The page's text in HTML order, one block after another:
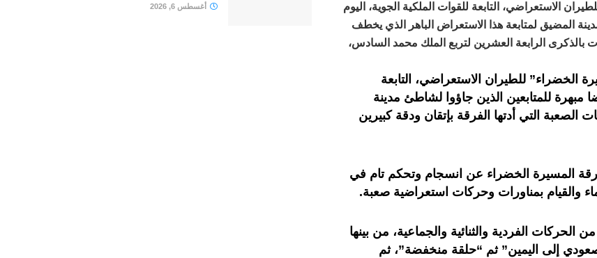
الاستعراضي، التابعة للقوات الملكية الجوية، اليوم
المضيق لمتابعة هذا الاستعراض الباهر الذي يخطف
بالذكرى الرابعة العشرين لتربع الملك محمد السادس،
الخضراء” للطيران الاستعراضي، التابعة
مبهرة للمتابعين الذين جاؤوا لشاطئ مدينة
الصعبة التي أدتها الفرقة بإتقان ودقة كبيرين
المسيرة الخضراء عن انسجام وتحكم تام في
والقيام بمناورات وحركات استعراضية صعبة.
الفردية والثنائية والجماعية، من بينها
إلى اليمين” ثم “حلقة منخفضة”، ثم
أغسطس 6, 2026